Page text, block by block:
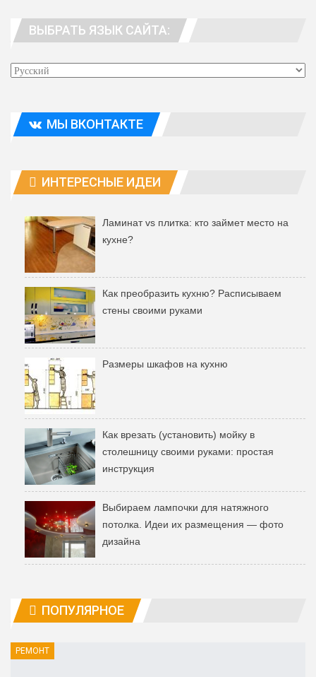
Эл. адрес
ВЫБРАТЬ ЯЗЫК САЙТА:
МЫ ВКОНТАКТЕ
ИНТЕРЕСНЫЕ ИДЕИ
Ламинат vs плитка: кто займет место на
кухне?
Как преобразить кухню? Расписываем
стены своими руками
Размеры шкафов на кухню
Как врезать (установить) мойку в
столешницу своими руками: простая
инструкция
Выбираем лампочки для натяжного
потолка. Идеи их размещения — фото
дизайна
ПОПУЛЯРНОЕ
РЕМОНТ